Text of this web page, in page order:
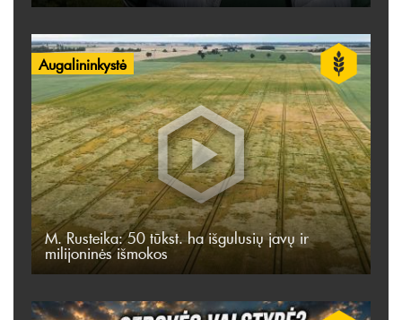
Augalininkystė
M. Rusteika: 50 tūkst. ha išgulusių javų ir
milijoninės išmokos